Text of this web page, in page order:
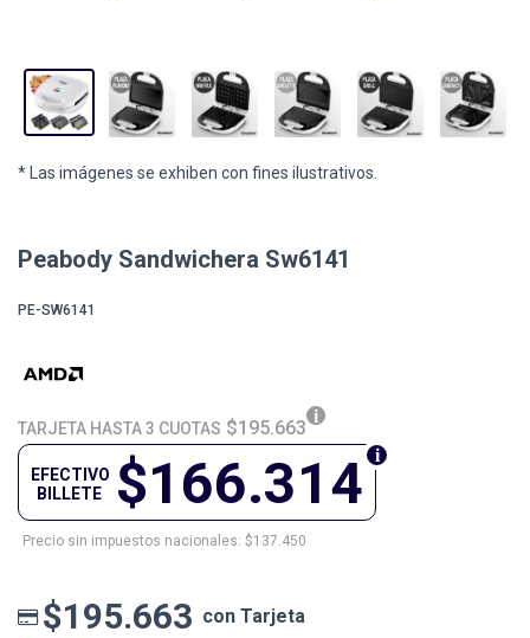
* Las imágenes se exhiben con fines ilustrativos.
Peabody Sandwichera Sw6141
PE-SW6141
TARJETA HASTA 3 CUOTAS $195.663
$166.314
EFECTIVO
BILLETE
Precio sin impuestos nacionales: $137.450
$195.663 con Tarjeta